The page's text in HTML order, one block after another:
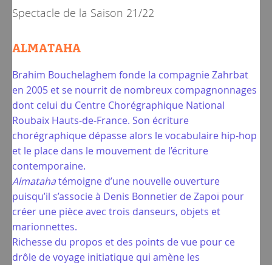
Spectacle de la Saison 21/22
ALMATAHA
Brahim Bouchelaghem fonde la compagnie Zahrbat
en 2005 et se nourrit de nombreux compagnonnages
dont celui du Centre Chorégraphique National
Roubaix Hauts-de-France. Son écriture
chorégraphique dépasse alors le vocabulaire hip-hop
et le place dans le mouvement de l’écriture
contemporaine.
Almatahatémoigne d’une nouvelle ouverture
puisqu’il s’associe à Denis Bonnetier de Zapoï pour
créer une pièce avec trois danseurs, objets et
marionnettes.
Richesse du propos et des points de vue pour ce
drôle de voyage initiatique qui amène les